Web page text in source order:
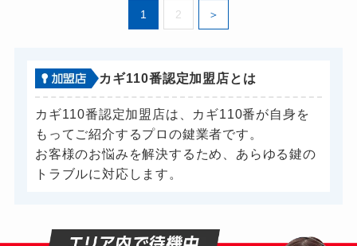
ドアノブカギ交換
1 2
カギ110番認定加盟店とは
カギ110番認定加盟店は、カギ110番が自身を
もってご紹介するプロの鍵業者です。
お客様のお悩みを解決するため、あらゆる鍵の
トラブルに対応します。